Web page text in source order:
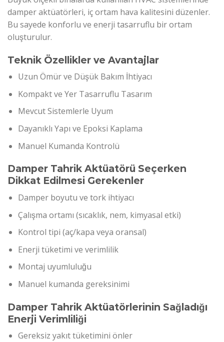
damper aktüatörleri, iç ortam hava kalitesini düzenler.
Bu sayede konforlu ve enerji tasarruflu bir ortam
oluşturulur.
Teknik Özellikler ve Avantajlar
Uzun Ömür ve Düşük Bakım İhtiyacı
Kompakt ve Yer Tasarruflu Tasarım
Mevcut Sistemlerle Uyum
Dayanıklı Yapı ve Epoksi Kaplama
Manuel Kumanda Kontrolü
Damper Tahrik Aktüatörü Seçerken
Dikkat Edilmesi Gerekenler
Damper boyutu ve tork ihtiyacı
Çalışma ortamı (sıcaklık, nem, kimyasal etki)
Kontrol tipi (aç/kapa veya oransal)
Enerji tüketimi ve verimlilik
Montaj uyumluluğu
Manuel kumanda gereksinimi
Damper Tahrik Aktüatörlerinin Sağladığı
Enerji Verimliliği
Gereksiz yakıt tüketimini önler